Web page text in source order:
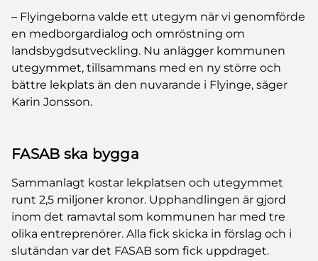
– Flyingeborna valde ett utegym när vi genomförde
en medborgardialog och omröstning om
landsbygdsutveckling. Nu anlägger kommunen
utegymmet, tillsammans med en ny större och
bättre lekplats än den nuvarande i Flyinge, säger
Karin Jonsson.
FASAB ska bygga
Sammanlagt kostar lekplatsen och utegymmet
runt 2,5 miljoner kronor. Upphandlingen är gjord
inom det ramavtal som kommunen har med tre
olika entreprenörer. Alla fick skicka in förslag och i
slutändan var det FASAB som fick uppdraget.